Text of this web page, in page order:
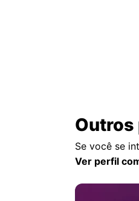
Outros
Se você se
Ver perfil